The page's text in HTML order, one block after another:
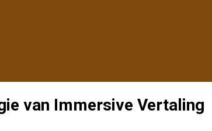
van Immersive Vertaling